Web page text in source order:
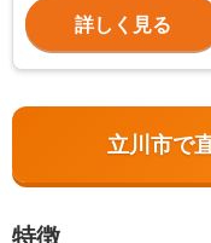
詳しく見る
立川市で